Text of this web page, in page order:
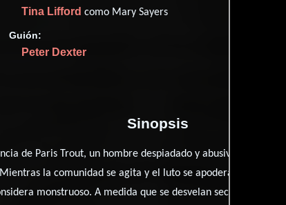
Tina Lifford como Mary Sayers
Guión:
Peter Dexter
Sinopsis
de Paris Trout, un hombre despiadado y abusivo, se
la comunidad se agita y el luto se apodera del lugar,
monstruoso. A medida que se desvelan secretos y